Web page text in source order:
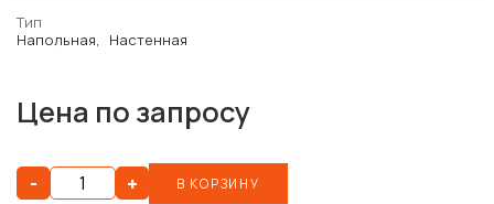
Тип
Напольная
Настенная
Цена по запросу
- + В КОРЗИНУ